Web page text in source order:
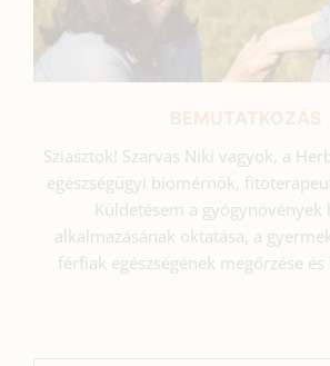
Sziasztok! Szarvas Niki vagyok, a
egészségügyi biomérnök,
Küldetésem a gyógynövények
alkalmazásának oktatása, a
férfiak egészségének megőrzése és